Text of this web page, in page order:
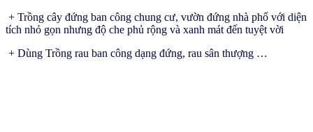
+ Trồng cây đứng ban công chung cư, vườn đứng nhà phố với diện
tích nhỏ gọn nhưng độ che phủ rộng và xanh mát đến tuyệt vời
+ Dùng Trồng rau ban công dạng đứng, rau sân thượng …